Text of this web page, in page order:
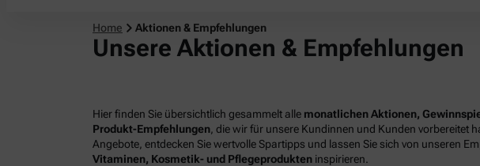
Home Aktionen & Empfehlungen
Unsere Aktionen & Empfehlungen
Hier finden Sie übersichtlich gesammelt alle monatlichen Aktionen,
Produkt-Empfehlungen , die wir für unsere Kundinnen und Kunden vorbereitet
Angebote, entdecken Sie wertvolle Spartipps und lassen Sie sich von unseren
Vitaminen, Kosmetik- und Pflegeprodukten inspirieren.